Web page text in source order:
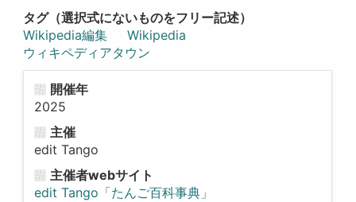
タグ（選択式にないものをフリー記述）
Wikipedia編集
Wikipedia
ウィキペディアタウン
開催年
2025
主催
edit Tango
主催者webサイト
edit Tango「たんご百科事典」